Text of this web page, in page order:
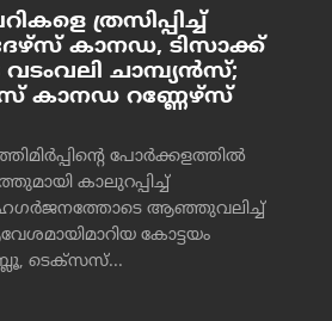
ത്രസിപ്പിച്ച്
കാനഡ, ടിസാക്ക്
ചാമ്പ്യന്‍സ്;
കാനഡ റണ്ണേഴ്‌സ്
പോര്‍ക്കളത്തില്‍
കാലുറപ്പിച്ച്
ആഞ്ഞുവലിച്ച്
കോട്ടയം
ടെക്‌സസ്...